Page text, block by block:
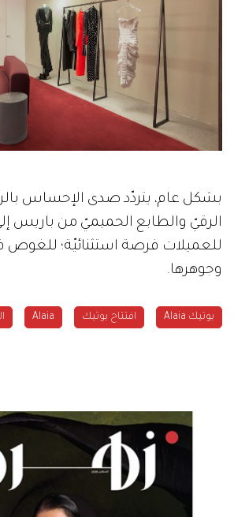
بشكل عام، يتردّد صدى الإحساس
الرقيّ والطابع الحميميّ من باريس
للعميلات فرصة استثنائيّة؛ للغوص
وجوهرها.
بوتيك Alaia افتتاح بوتيك Alaia